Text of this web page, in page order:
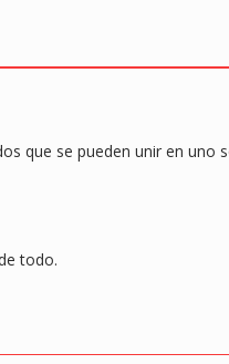
e
g
e
que se pueden unir en uno
todo.